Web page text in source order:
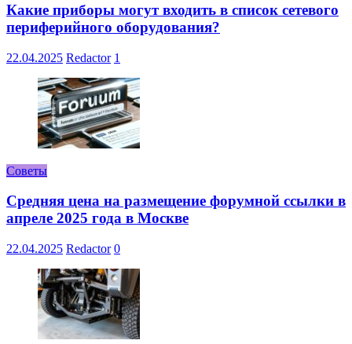
Какие приборы могут входить в список сетевого
периферийного оборудования?
22.04.2025 Redactor 1
Советы
Средняя цена на размещение форумной ссылки в
апреле 2025 года в Москве
22.04.2025 Redactor 0